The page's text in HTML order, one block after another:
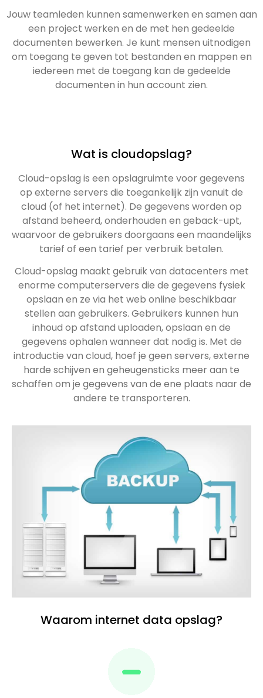
Jouw teamleden kunnen samenwerken en samen aan
een project werken en de met hen gedeelde
documenten bewerken. Je kunt mensen uitnodigen
om toegang te geven tot bestanden en mappen en
iedereen met de toegang kan de gedeelde
documenten in hun account zien.
Wat is cloudopslag?
Cloud-opslag is een opslagruimte voor gegevens
op externe servers die toegankelijk zijn vanuit de
cloud (of het internet). De gegevens worden op
afstand beheerd, onderhouden en geback-upt,
waarvoor de gebruikers doorgaans een maandelijks
tarief of een tarief per verbruik betalen.
Cloud-opslag maakt gebruik van datacenters met
enorme computerservers die de gegevens fysiek
opslaan en ze via het web online beschikbaar
stellen aan gebruikers. Gebruikers kunnen hun
inhoud op afstand uploaden, opslaan en de
gegevens ophalen wanneer dat nodig is. Met de
introductie van cloud, hoef je geen servers, externe
harde schijven en geheugensticks meer aan te
schaffen om je gegevens van de ene plaats naar de
andere te transporteren.
Waarom internet data opslag?